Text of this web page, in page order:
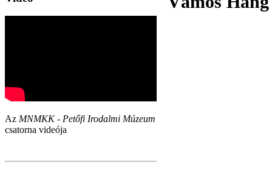
Az MNMKK - Petőfi Irodalmi Múzeum
csatorna videója